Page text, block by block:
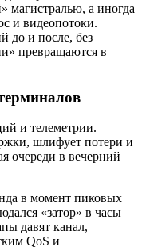
магистралью, а иногда
и видеопотоки.
до и после, без
превращаются в
и телеметрии.
шлифует потери и
очереди в вечерний
в момент пиковых
«затор» в часы
давят канал,
QoS и